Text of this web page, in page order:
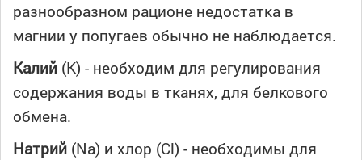
разнообразном рационе недостатка в
магнии у попугаев обычно не наблюдается.
Калий (К) - необходим для регулирования
содержания воды в тканях, для белкового
обмена.
Натрий (Na) и хлор (Сl) - необходимы для